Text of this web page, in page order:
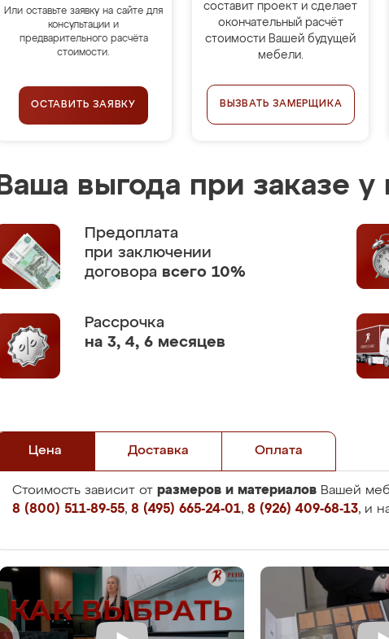
Или оставьте заявку на сайте для
консультации и
предварительного расчёта
стоимости.
ОСТАВИТЬ ЗАЯВКУ
составит проект и сделает
окончательный расчёт
стоимости Вашей будущей
мебели.
ВЫЗВАТЬ ЗАМЕРЩИКА
Ваша выгода при заказе у
Предоплата
при заключении
договора всего 10%
Рассрочка
на 3, 4, 6 месяцев
Цена Доставка Оплата
Стоимость зависит от размеров и материалов Вашей
8 (800) 511-89-55, 8 (495) 665-24-01, 8 (926) 409-68-13, и